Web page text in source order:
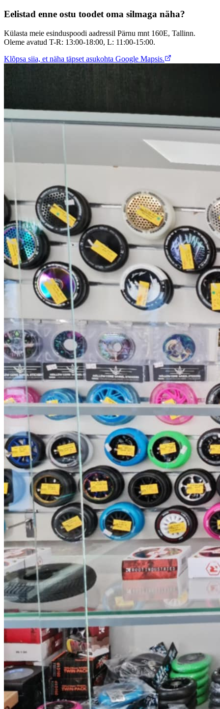
Eelistad enne ostu toodet oma silmaga näha?
Külasta meie esinduspoodi aadressil Pärnu mnt 160E, Tallinn.
Oleme avatud T-R: 13:00-18:00, L: 11:00-15:00.
Klõpsa siia, et näha täpset asukohta Google Mapsis.